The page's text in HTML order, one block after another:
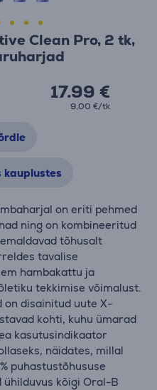
Clean Pro, 2 tk,
17.99 €
9,00 €/tk
kauplustes
on eriti pehmed
ning on kombineeritud
tõhusalt
tavalise
hambakattu ja
tekkimise võimalust.
disainitud uute X-
kohti, kuhu ümarad
kasutusindikaator
näidates, millal
puhastustõhususe
kõigi Oral-B